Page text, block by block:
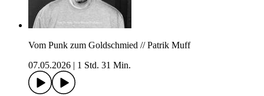
Vom Punk zum Goldschmied // Patrik Muff
07.05.2026
1 Std. 31 Min.